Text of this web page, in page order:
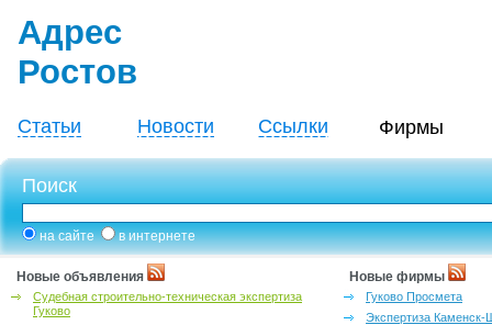
Адрес
Ростов
Статьи Новости Ссылки Фирмы
Поиск
на сайте в интернете
Новые объявления
Судебная строительно-техническая экспертиза
Гуково
Новые фирмы
Гуково Просмета
Экспертиза Каменск-